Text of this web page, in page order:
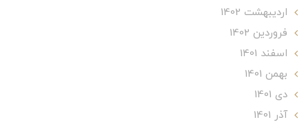
ارديبهشت 1402
فروردین 1402
اسفند 1401
بهمن 1401
دی 1401
آذر 1401